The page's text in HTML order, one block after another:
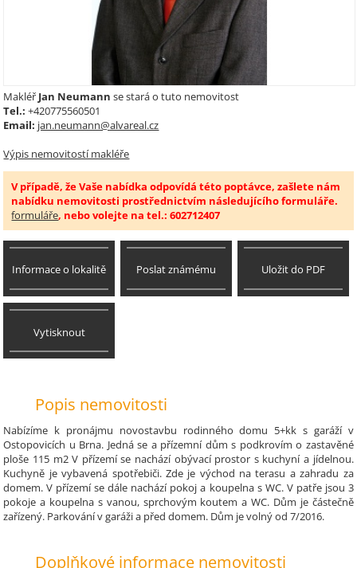
Makléř Jan Neumann se stará o tuto nemovitost
Tel.: +420775560501
Email: jan.neumann@alvareal.cz
Výpis nemovitostí makléře
V případě, že Vaše nabídka odpovídá této poptávce, zašlete nám
nabídku nemovitosti prostřednictvím následujícího formuláře.
formuláře, nebo volejte na tel.: 602712407
Informace o lokalitě Poslat známému Uložit do PDF
Vytisknout
Popis nemovitosti
Nabízíme k pronájmu novostavbu rodinného domu 5+kk s garáží v
Ostopovicích u Brna. Jedná se a přízemní dům s podkrovím o zastavěné
ploše 115 m2 V přízemí se nachází obývací prostor s kuchyní a jídelnou.
Kuchyně je vybavená spotřebiči. Zde je východ na terasu a zahradu za
domem. V přízemí se dále nachází pokoj a koupelna s WC. V patře jsou 3
pokoje a koupelna s vanou, sprchovým koutem a WC. Dům je částečně
zařízený. Parkování v garáži a před domem. Dům je volný od 7/2016.
Doplňkové informace nemovitosti